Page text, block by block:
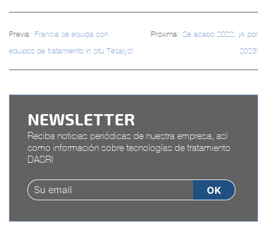
de
entradas
Previa: Francia se equipa con
equipos de tratamiento in situ Tesalys!
Próxima: Se acabó 2022, ¡A por
2023!
NEWSLETTER
Reciba noticias periódicas de nuestra empresa, así
como información sobre tecnologías de tratamiento
DASRI